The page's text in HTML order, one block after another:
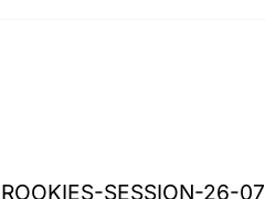
SESSION-26-07